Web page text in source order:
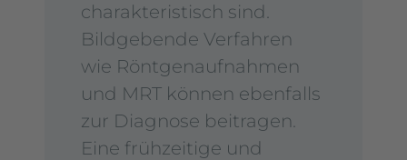
charakteristisch sind.
Bildgebende Verfahren
wie Röntgenaufnahmen
und MRT können ebenfalls
zur Diagnose beitragen.
Eine frühzeitige und